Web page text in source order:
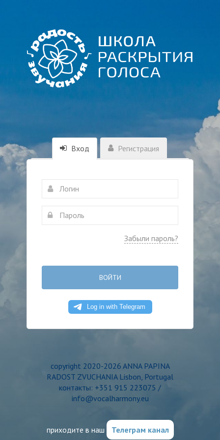
Вход Регистрация
Забыли пароль?
ВОЙТИ
copyright 2020-2026 ANNA PAPINA
RADOST ZVUCHANIA Lisbon, Portugal
контакты: +351 915 223075 /
info@vocalharmony.eu
приходите в наш Телеграм канал